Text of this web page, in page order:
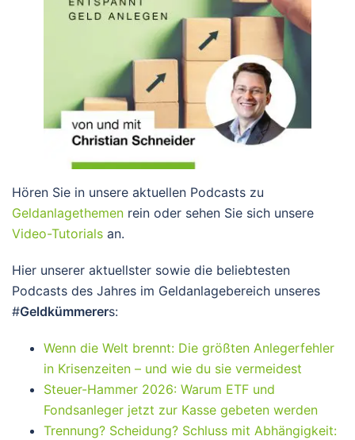
Hören Sie in unsere aktuellen Podcasts zu
Geldanlagethemen rein oder sehen Sie sich unsere
Video-Tutorials an.
Hier unserer aktuellster sowie die beliebtesten
Podcasts des Jahres im Geldanlagebereich unseres
#Geldkümmerers:
Wenn die Welt brennt: Die größten Anlegerfehler
in Krisenzeiten – und wie du sie vermeidest
Steuer-Hammer 2026: Warum ETF und
Fondsanleger jetzt zur Kasse gebeten werden
Trennung? Scheidung? Schluss mit Abhängigkeit: